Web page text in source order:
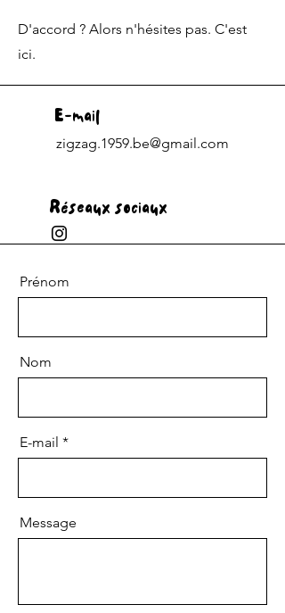
D'accord ? Alors n'hésites pas. C'est
ici.
E-mail
zigzag.1959.be@gmail.com
Réseaux sociaux
Prénom
Nom
E-mail
Message